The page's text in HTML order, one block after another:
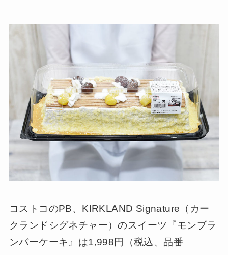
コストコのPB、KIRKLAND Signature（カー
クランドシグネチャー）のスイーツ『モンブラ
ンバーケーキ』は1,998円（税込、品番